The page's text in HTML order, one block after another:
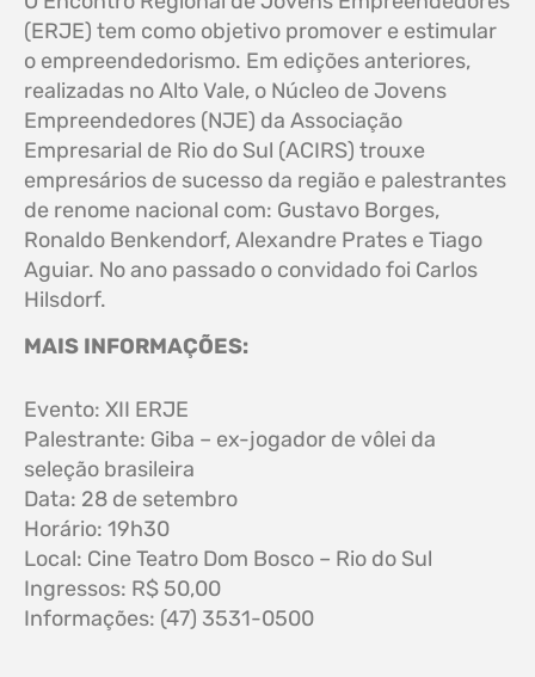
(ERJE) tem como objetivo promover e estimular
o empreendedorismo. Em edições anteriores,
realizadas no Alto Vale, o Núcleo de Jovens
Empreendedores (NJE) da Associação
Empresarial de Rio do Sul (ACIRS) trouxe
empresários de sucesso da região e palestrantes
de renome nacional com: Gustavo Borges,
Ronaldo Benkendorf, Alexandre Prates e Tiago
Aguiar. No ano passado o convidado foi Carlos
Hilsdorf.
MAIS INFORMAÇÕES:
Evento: XII ERJE
Palestrante: Giba – ex-jogador de vôlei da
seleção brasileira
Data: 28 de setembro
Horário: 19h30
Local: Cine Teatro Dom Bosco – Rio do Sul
Ingressos: R$ 50,00
Informações: (47) 3531-0500